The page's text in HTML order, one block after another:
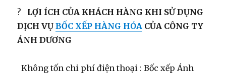
?
LỢI ÍCH CỦA KHÁCH HÀNG KHI SỬ DỤNG
DỊCH VỤBỐC XẾP HÀNG HÓA CỦA CÔNG TY
ÁNH DƯƠNG
Không tốn chi phí điện thoại : Bốc xếp Ánh